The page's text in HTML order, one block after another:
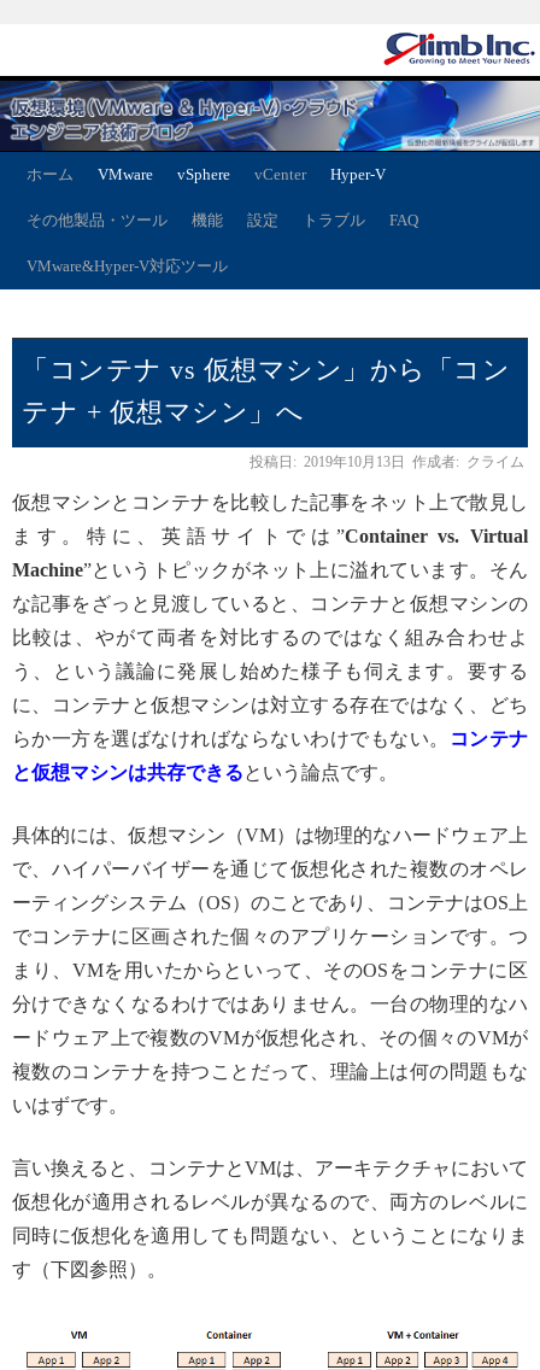
ホーム VMware vSphere vCenter Hyper-V
その他製品・ツール 機能 設定 トラブル FAQ
VMware&Hyper-V対応ツール
「コンテナ vs 仮想マシン」から「コン
テナ + 仮想マシン」へ
投稿日: 2019年10月13日 作成者: クライム
仮想マシンとコンテナを比較した記事をネット上で散見し
ます。特に、英語サイトでは”Container vs. Virtual
Machine”というトピックがネット上に溢れています。そん
な記事をざっと見渡していると、コンテナと仮想マシンの
比較は、やがて両者を対比するのではなく組み合わせよ
う、という議論に発展し始めた様子も伺えます。要する
に、コンテナと仮想マシンは対立する存在ではなく、どち
らか一方を選ばなければならないわけでもない。
コンテナ
と仮想マシンは共存できるという論点です。
具体的には、仮想マシン（VM）は物理的なハードウェア上
で、ハイパーバイザーを通じて仮想化された複数のオペレ
ーティングシステム（OS）のことであり、コンテナはOS上
でコンテナに区画された個々のアプリケーションです。つ
まり、VMを用いたからといって、そのOSをコンテナに区
分けできなくなるわけではありません。一台の物理的なハ
ードウェア上で複数のVMが仮想化され、その個々のVMが
複数のコンテナを持つことだって、理論上は何の問題もな
いはずです。
言い換えると、コンテナとVMは、アーキテクチャにおいて
仮想化が適用されるレベルが異なるので、両方のレベルに
同時に仮想化を適用しても問題ない、ということになりま
す（下図参照）。